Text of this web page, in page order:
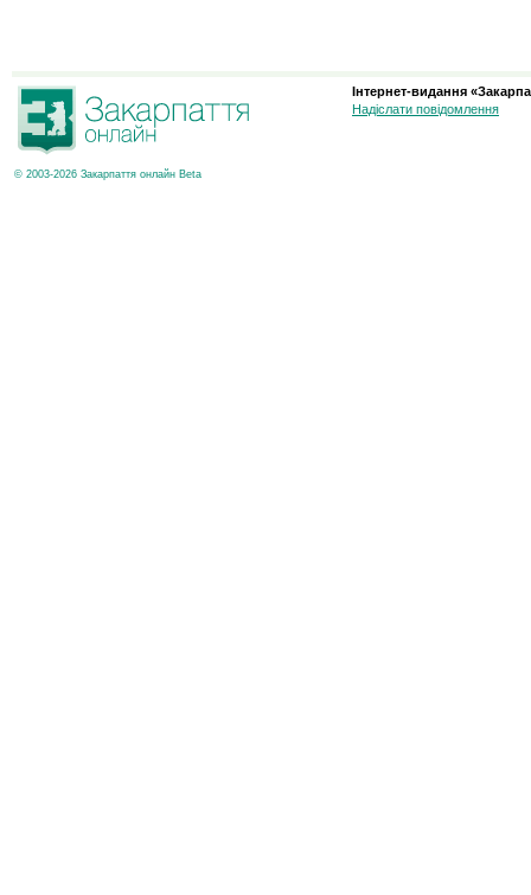
© 2003-2026 Закарпаття онлайн Beta
Інтернет-видання
Надіслати повідомлення